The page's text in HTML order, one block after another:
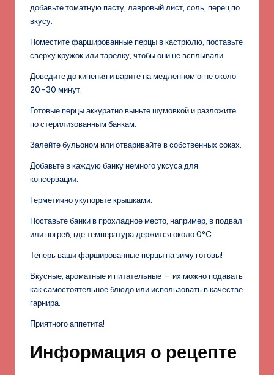
добавьте томатную пасту, лавровый лист, соль, перец по
вкусу.
Поместите фаршированные перцы в кастрюлю, поставьте
сверху кружок или тарелку, чтобы они не всплывали.
Доведите до кипения и варите на медленном огне около
20-30 минут.
Готовые перцы аккуратно выньте шумовкой и разложите
по стерилизованным банкам.
Залейте бульоном или отваривайте в собственных соках.
Добавьте в каждую банку немного уксуса для
консервации.
Герметично укупорьте крышками.
Поставьте банки в прохладное место, например, в подвал
или погреб, где температура держится около 0°C.
Теперь ваши фаршированные перцы на зиму готовы!
Вкусные, ароматные и питательные — их можно подавать
как самостоятельное блюдо или использовать в качестве
гарнира.
Приятного аппетита!
Информация о рецепте